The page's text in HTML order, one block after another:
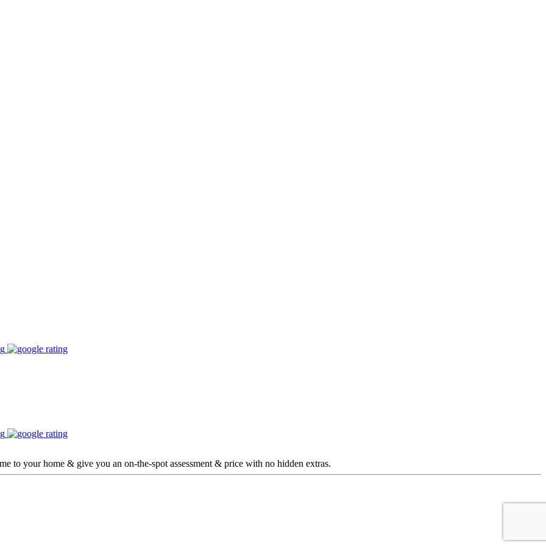
to your home & give you an on-the-spot assessment & price with no hidden extras.